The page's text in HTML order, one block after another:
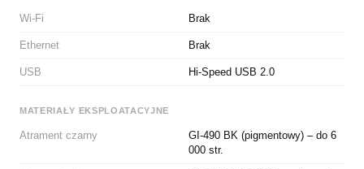
Wi-Fi Brak
Ethernet Brak
USB Hi-Speed USB 2.0
MATERIAŁY EKSPLOATACYJNE
Atrament czarny
GI-490 BK (pigmentowy) – do 6
000 str.